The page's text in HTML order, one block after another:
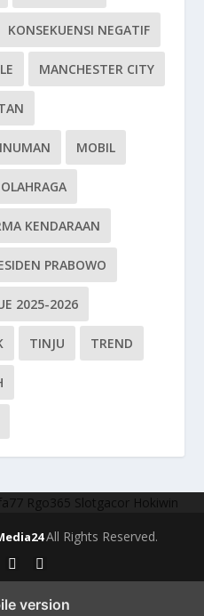
KONSEKUENSI NEGATIF
MANCHESTER CITY
MOBIL
OLAHRAGA
KENDARAAN
PRABOWO
2025-2026
TINJU TREND
Rgo365 Slotgacor Hokiwin
All Rights Reserved.
version